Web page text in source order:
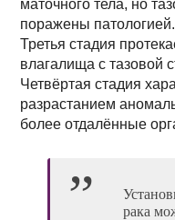
маточного тела, но
поражены патологией.
Третья стадия
влагалища с тазовой
Четвёртая стадия
разрастанием
более отдалённые
рака